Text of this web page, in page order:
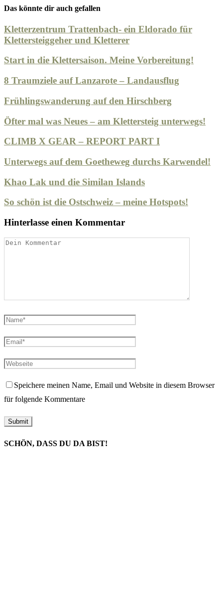
Das könnte dir auch gefallen
Kletterzentrum Trattenbach- ein Eldorado für
Klettersteiggeher und Kletterer
Start in die Klettersaison. Meine Vorbereitung!
8 Traumziele auf Lanzarote – Landausflug
Frühlingswanderung auf den Hirschberg
Öfter mal was Neues – am Klettersteig unterwegs!
CLIMB X GEAR – REPORT PART I
Unterwegs auf dem Goetheweg durchs Karwendel!
Khao Lak und die Similan Islands
So schön ist die Ostschweiz – meine Hotspots!
Hinterlasse einen Kommentar
Speichere meinen Name, Email und Website in diesem Browser
für folgende Kommentare
SCHÖN, DASS DU DA BIST!